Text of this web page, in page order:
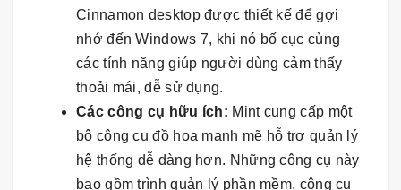
Cinnamon desktop được thiết kế để gợi
nhớ đến Windows 7, khi nó bố cục cùng
các tính năng giúp người dùng cảm thấy
thoải mái, dễ sử dụng.
Các công cụ hữu ích: Mint cung cấp một
bộ công cụ đồ họa mạnh mẽ hỗ trợ quản lý
hệ thống dễ dàng hơn. Những công cụ này
bao gồm trình quản lý phần mềm, công cụ